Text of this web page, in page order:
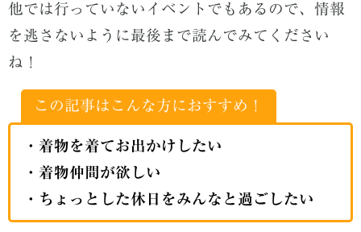
他では行っていないイベントでもあるので、情報
を逃さないように最後まで読んでみてください
ね！
この記事はこんな方におすすめ！
・着物を着てお出かけしたい
・着物仲間が欲しい
・ちょっとした休日をみんなと過ごしたい